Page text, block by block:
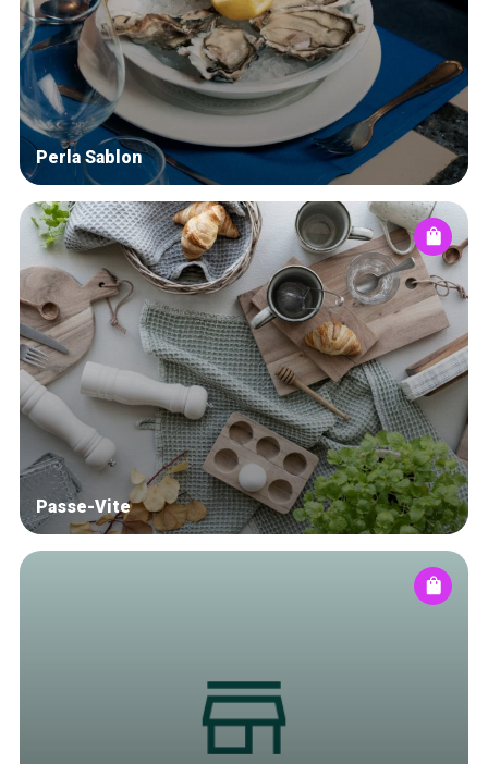
Home
De beste adressen
Blog
Winkelwijken
Tops 10
De ambachtslieden
Over ons
Perla Sablon
Passe-Vite